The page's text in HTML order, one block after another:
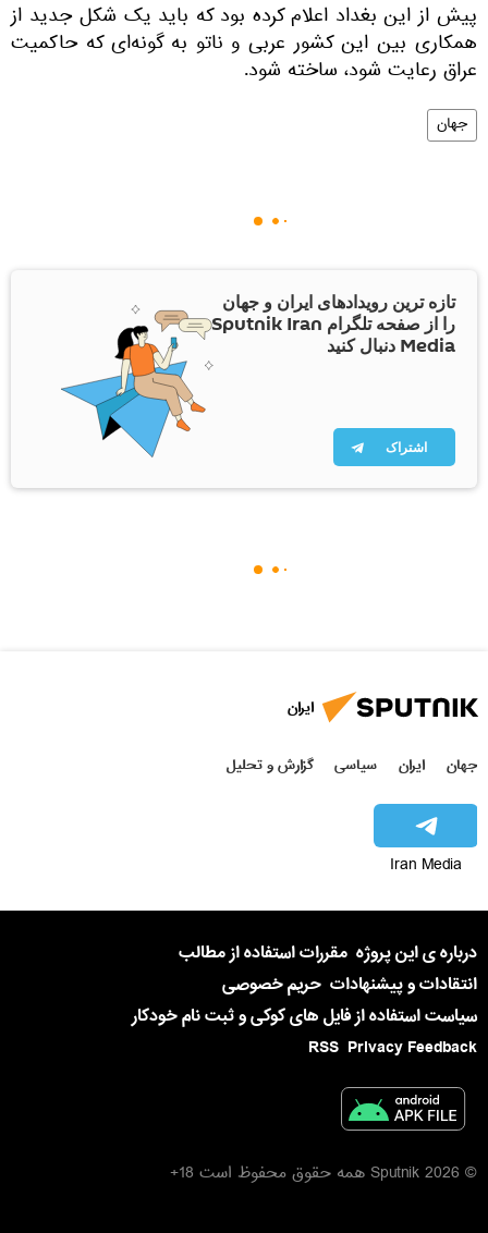
پیش از این بغداد اعلام کرده بود که باید یک شکل جدید از
همکاری بین این کشور عربی و ناتو به گونه‌ای که حاکمیت
عراق رعایت شود، ساخته شود.
جهان
تازه ترین رویدادهای ایران و جهان
را از صفحه تلگرام Sputnik Iran
Media دنبال کنید
اشتراک
ایران
جهان ایران سیاسی گزارش و تحلیل
Iran Media
درباره ی این پروژه مقررات استفاده از مطالب
انتقادات و پیشنهادات حریم خصوصی
سیاست استفاده از فایل های کوکی و ثبت نام خودکار
Privacy Feedback
RSS
© 2026 Sputnik همه حقوق محفوظ است 18+